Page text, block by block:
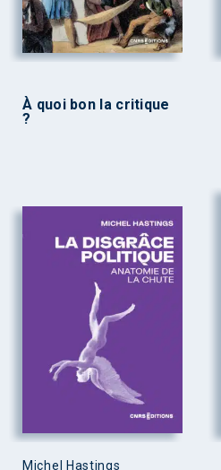
À quoi bon la critique
?
Michel Hastings